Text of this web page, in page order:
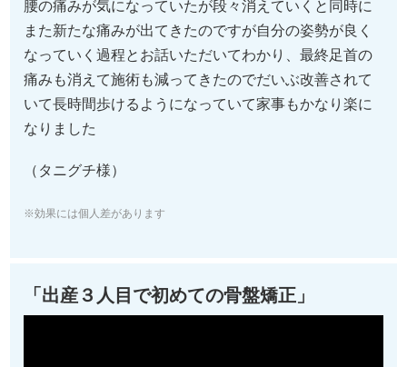
腰の痛みが気になっていたが段々消えていくと同時に
また新たな痛みが出てきたのですが自分の姿勢が良く
なっていく過程とお話いただいてわかり、最終足首の
痛みも消えて施術も減ってきたのでだいぶ改善されて
いて長時間歩けるようになっていて家事もかなり楽に
なりました
（タニグチ様）
※効果には個人差があります
「出産３人目で初めての骨盤矯正」